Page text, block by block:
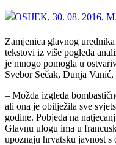
Zamjenica glavnog
tekstovi iz više pogleda
je mnogo pomogla u
Svebor Sečak, Dunja
– Možda izgleda
ali ona je obilježila sve
godine. Pobjeda na
Glavnu ulogu ima u
upoznaju hrvatsku javnost